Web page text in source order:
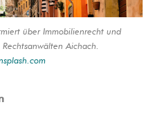
über Immobilienrecht und
Aichach.